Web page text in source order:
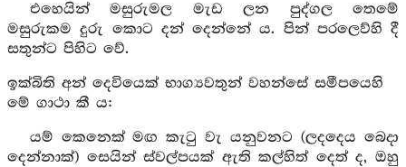
එහෙයින් මසුරුමල මැඩ ලන පුද්ගල තෙමේ
මසුරුකම දුරු කොට දන් දෙන්නේ ය. පින් පරලෙව්හි දී
සතුන්ට පිහිට වේ.
ඉක්බිති අන් දෙවියෙක් භාග්‍යවතුන් වහන්සේ සමීපයෙහි
මේ ගාථා කී ය:
යම් කෙනෙක් මඟ කැටු වැ යනුවනට (ලදදෙය බෙදා
දෙන්නාක්) සෙයින් ස්වල්පයක් ඇති කල්හිත් දෙත් ද, ඔහු